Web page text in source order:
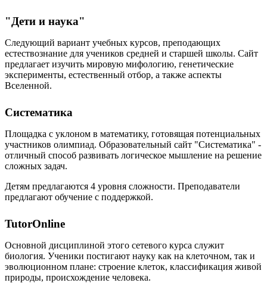
"Дети и наука"
Следующий вариант учебных курсов, преподающих
естествознание для учеников средней и старшей школы. Сайт
предлагает изучить мировую мифологию, генетические
эксперименты, естественный отбор, а также аспекты
Вселенной.
Систематика
Площадка с уклоном в математику, готовящая потенциальных
участников олимпиад. Образовательный сайт "Систематика" -
отличный способ развивать логическое мышление на решение
сложных задач.
Детям предлагаются 4 уровня сложности. Преподаватели
предлагают обучение с поддержкой.
TutorOnline
Основной дисциплиной этого сетевого курса служит
биология. Ученики постигают науку как на клеточном, так и
эволюционном плане: строение клеток, классификация живой
природы, происхождение человека.